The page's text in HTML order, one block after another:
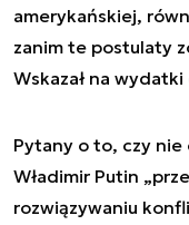
amerykańskiej,
zanim te postulaty
Wskazał na
Pytany o to, czy nie
Władimir Putin
rozwiązywaniu